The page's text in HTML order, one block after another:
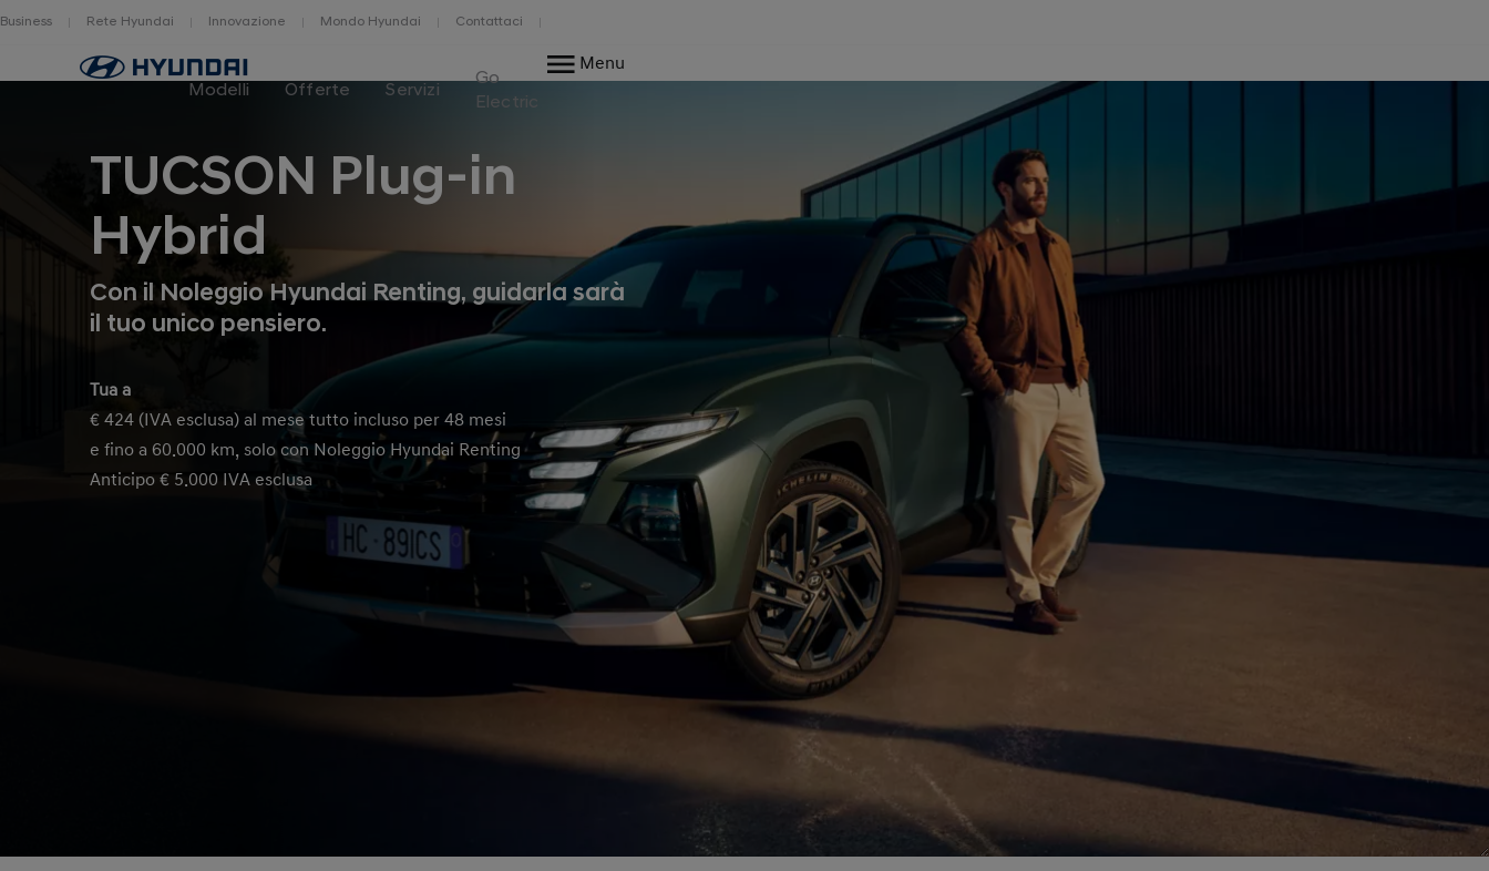
Business Rete Hyundai Innovazione Mondo Hyundai Contattaci
Home
Modelli Offerte Servizi
Go
Electric
Menu
TUCSON Plug-in
Hybrid
Con il Noleggio Hyundai Renting, guidarla sarà
il tuo unico pensiero.
Tua a
€ 424 (IVA esclusa) al mese tutto incluso per 48 mesi
e fino a 60.000 km, solo con Noleggio Hyundai Renting
Anticipo € 5.000 IVA esclusa